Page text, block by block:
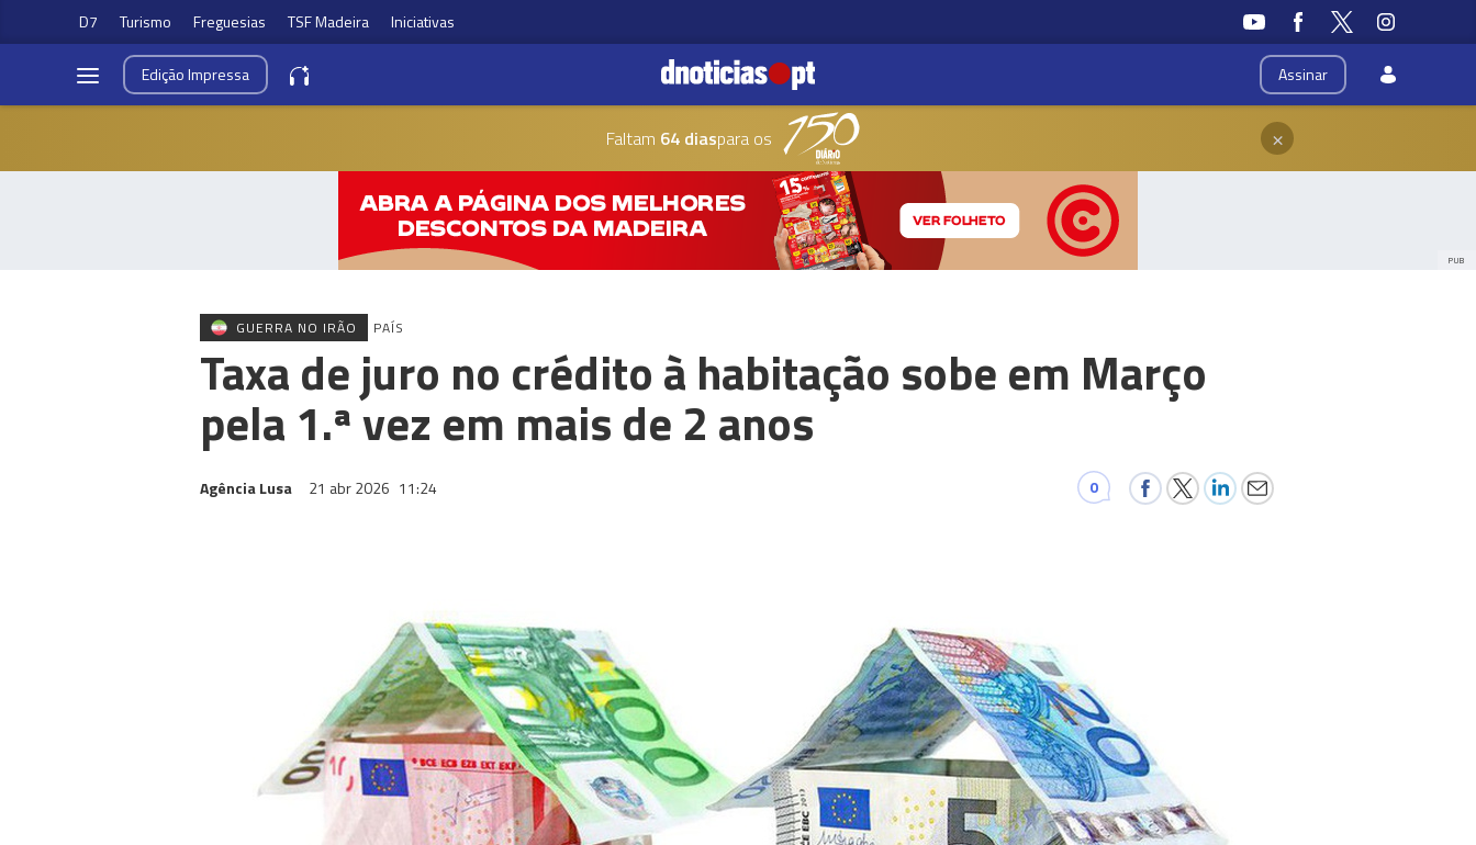
D7 Turismo Freguesias TSF Madeira Iniciativas
Assinar
EdiçãoImpressa
Faltam 64 diaspara os ×
PUB
GUERRA NO IRÃO PAÍS
Taxa de juro no crédito à habitação sobe em Março
pela 1.ª vez em mais de 2 anos
Agência Lusa 21 abr 2026 11:24 0